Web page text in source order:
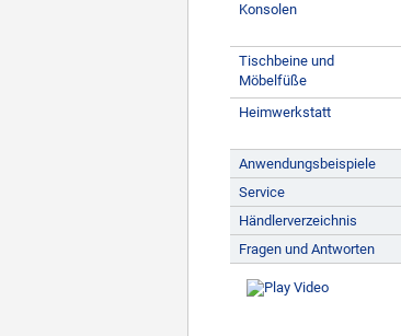
Konsolen
Tischbeine und
Möbelfüße
Heimwerkstatt
Anwendungsbeispiele
Service
Händlerverzeichnis
Fragen und Antworten